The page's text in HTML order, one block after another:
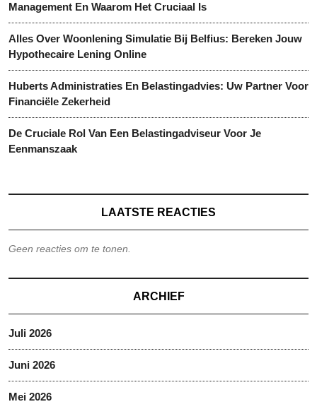
Management En Waarom Het Cruciaal Is
Alles Over Woonlening Simulatie Bij Belfius: Bereken Jouw
Hypothecaire Lening Online
Huberts Administraties En Belastingadvies: Uw Partner Voor
Financiële Zekerheid
De Cruciale Rol Van Een Belastingadviseur Voor Je
Eenmanszaak
LAATSTE REACTIES
Geen reacties om te tonen.
ARCHIEF
Juli 2026
Juni 2026
Mei 2026